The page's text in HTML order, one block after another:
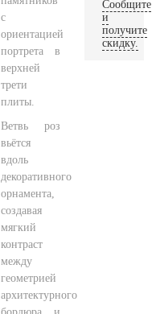
с
ориентацией
портрета в
верхней
трети
плиты.
Ветвь роз
вьётся
вдоль
декоративного
орнамента,
создавая
мягкий
контраст
между
геометрией
архитектурного
Сообщите
и
получите
скидку.